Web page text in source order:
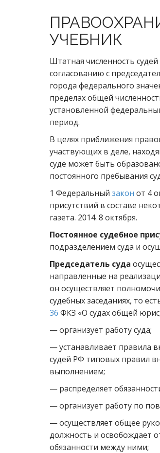
УЧЕБНИК
Штатная численность
согласованию с
города федерального
пределах общей
установленной
период.
В целях приближения
участвующих в деле,
суде может быть
постоянного пребывания
1 Федеральный закон от 4
присутствий в составе
газета. 2014. 8 октября.
Постоянное судебное
подразделением суда и
Председатель суда
направленные на
он осуществляет
судебных заседаниях, то
36 ФКЗ «О судах общей
— организует работу суда;
— устанавливает правила
судей РФ типовых правил
выполнением;
— распределяет
— организует работу по
— осуществляет общее
должность и освобождает
обязанности между ними;